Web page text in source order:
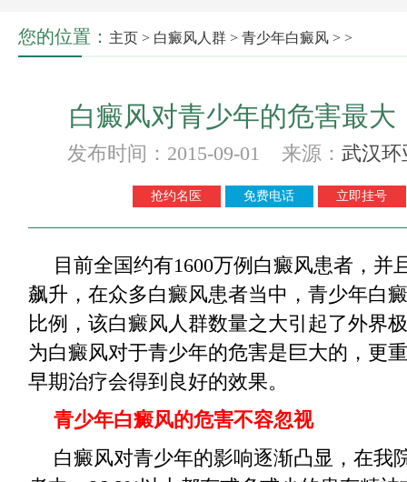
您的位置： 主页 > 白癜风人群 > 青少年白癜风 > >
白癜风对青少年的危害最大
发布时间：2015-09-01 来源： 武汉环
抢约名医 免费电话 立即挂号
目前全国约有1600万例白癜风患者，并
飙升，在众多白癜风患者当中，青少年白
比例，该白癜风人群数量之大引起了外界
为白癜风对于青少年的危害是巨大的，更
早期治疗会得到良好的效果。
青少年白癜风的危害不容忽视
白癜风对青少年的影响逐渐凸显，在我